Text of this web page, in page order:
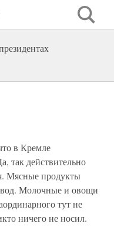
в Кремле
так действительно
Мясные продукты
Молочные и овощи
тут не
ничего не носил.